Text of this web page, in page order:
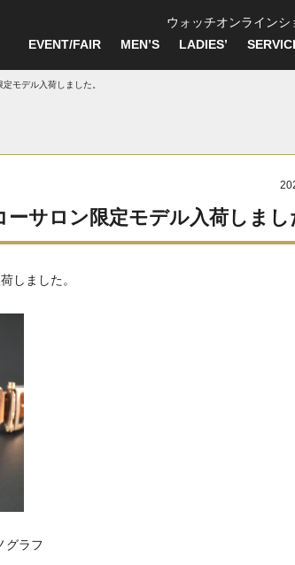
ウォッチオンラインシ
EVENT/FAIR
MEN’S LADIES’
モデル入荷しました。
サロン限定モデル入荷しまし
しました。
グラフ